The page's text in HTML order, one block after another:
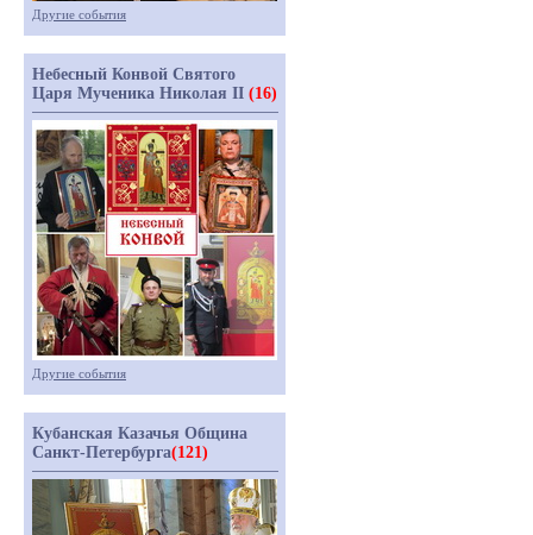
Другие события
Небесный Конвой Святого
Царя Мученика Николая II (16)
Другие события
Кубанская Казачья Община
Санкт-Петербурга(121)